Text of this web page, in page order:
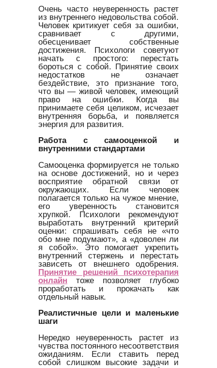
Очень часто неуверенность растет
из внутреннего недовольства собой.
Человек критикует себя за ошибки,
сравнивает с другими,
обесценивает собственные
достижения. Психологи советуют
начать с простого: перестать
бороться с собой. Принятие своих
недостатков не означает
бездействие, это признание того,
что вы — живой человек, имеющий
право на ошибки. Когда вы
принимаете себя целиком, исчезает
внутренняя борьба, и появляется
энергия для развития.
Работа с самооценкой и
внутренними стандартами
Самооценка формируется не только
на основе достижений, но и через
восприятие обратной связи от
окружающих. Если человек
полагается только на чужое мнение,
его уверенность становится
хрупкой. Психологи рекомендуют
выработать внутренний критерий
оценки: спрашивать себя не «что
обо мне подумают», а «доволен ли
я собой». Это помогает укрепить
внутренний стержень и перестать
зависеть от внешнего одобрения.
Принятие решений психотерапия
онлайн тоже позволяет глубоко
проработать и прокачать как
отдельный навык.
Реалистичные цели и маленькие
шаги
Нередко неуверенность растет из
чувства постоянного несоответствия
ожиданиям. Если ставить перед
собой слишком высокие задачи и